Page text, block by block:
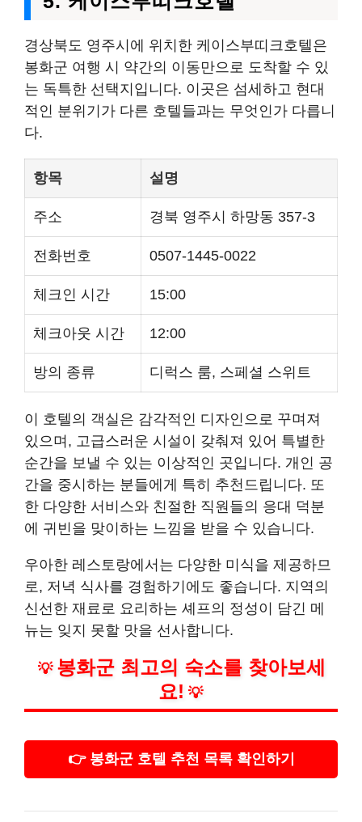
경상북도 영주시에 위치한 케이스부띠크호텔은
봉화군 여행 시 약간의 이동만으로 도착할 수 있
는 독특한 선택지입니다. 이곳은 섬세하고 현대
적인 분위기가 다른 호텔들과는 무엇인가 다릅니
다.
항목 설명
주소 경북 영주시 하망동 357-3
전화번호 0507-1445-0022
체크인 시간 15:00
체크아웃 시간 12:00
방의 종류 디럭스 룸, 스페셜 스위트
이 호텔의 객실은 감각적인 디자인으로 꾸며져
있으며, 고급스러운 시설이 갖춰져 있어 특별한
순간을 보낼 수 있는 이상적인 곳입니다. 개인 공
간을 중시하는 분들에게 특히 추천드립니다. 또
한 다양한 서비스와 친절한 직원들의 응대 덕분
에 귀빈을 맞이하는 느낌을 받을 수 있습니다.
우아한 레스토랑에서는 다양한 미식을 제공하므
로, 저녁 식사를 경험하기에도 좋습니다. 지역의
신선한 재료로 요리하는 셰프의 정성이 담긴 메
뉴는 잊지 못할 맛을 선사합니다.
💡 봉화군 최고의 숙소를 찾아보세
요! 💡
👉 봉화군 호텔 추천 목록 확인하기